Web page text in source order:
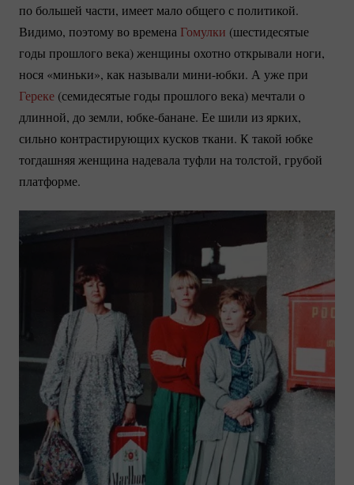
по большей части, имеет мало общего с политикой.
Видимо, поэтому во времена Гомулки (шестидесятые
годы прошлого века) женщины охотно открывали ноги,
нося «миньки», как называли мини-юбки. А уже при
Гереке (семидесятые годы прошлого века) мечтали о
длинной, до земли, юбке-банане. Ее шили из ярких,
сильно контрастирующих кусков ткани. К такой юбке
тогдашняя женщина надевала туфли на толстой, грубой
платформе.